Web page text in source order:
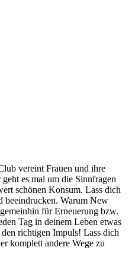
vereint Frauen und ihre
es mal um die Sinnfragen
schönen Konsum. Lass dich
beeindrucken. Warum New
für Erneuerung bzw.
Tag in deinem Leben etwas
richtigen Impuls! Lass dich
komplett andere Wege zu